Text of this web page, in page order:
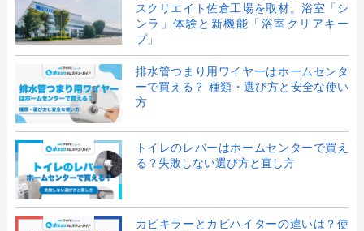
スクリエイト佐倉工場を取材。浴室「シ
ンラ」体験と新機能「浴室クリアキー
プ」
排水管つまり用ワイヤーはホームセンタ
ーで買える？ 種類・選び方と安全な使い
方
トイレのレバーはホームセンターで買え
る？失敗しない選び方と直し方
カビキラーとカビハイターの違いは？使